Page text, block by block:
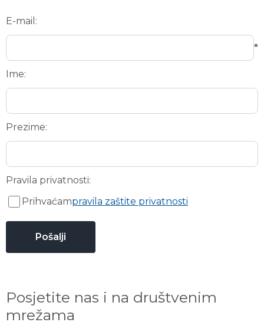
E-mail:
*
Ime:
Prezime:
Pravila privatnosti:
Prihvaćampravila zaštite privatnosti
Posjetite nas i na društvenim
mrežama